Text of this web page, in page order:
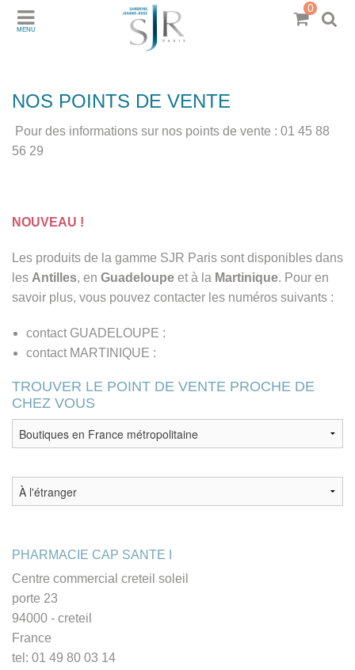
MENU
0
NOS POINTS DE VENTE
Pour des informations sur nos points de vente : 01 45 88
56 29
NOUVEAU !
Les produits de la gamme SJR Paris sont disponibles dans
les Antilles, en Guadeloupe et à la Martinique. Pour en
savoir plus, vous pouvez contacter les numéros suivants :
contact GUADELOUPE :
contact MARTINIQUE :
TROUVER LE POINT DE VENTE PROCHE DE
CHEZ VOUS
PHARMACIE CAP SANTE I
Centre commercial creteil soleil
porte 23
94000 - creteil
France
tel: 01 49 80 03 14